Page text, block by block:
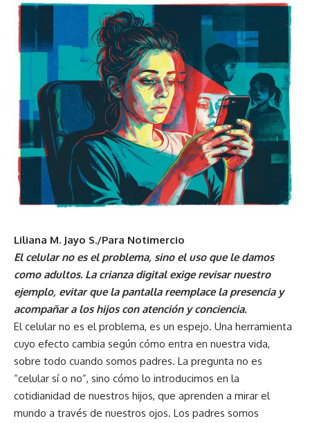
Liliana M. Jayo S./Para Notimercio
El celular no es el problema, sino el uso que le damos
como adultos. La crianza digital exige revisar nuestro
ejemplo, evitar que la pantalla reemplace la presencia y
acompañar a los hijos con atención y conciencia.
El celular no es el problema, es un espejo. Una herramienta
cuyo efecto cambia según cómo entra en nuestra vida,
sobre todo cuando somos padres. La pregunta no es
“celular sí o no”, sino cómo lo introducimos en la
cotidianidad de nuestros hijos, que aprenden a mirar el
mundo a través de nuestros ojos. Los padres somos